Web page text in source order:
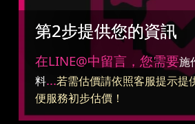
第2步提供您的資訊
在LINE@中留言，您需要施
料...若需估價請依照客服提示提
便服務初步估價！